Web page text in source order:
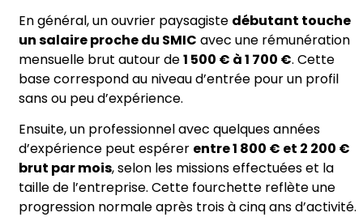
En général, un ouvrier paysagiste débutant touche
un salaire proche du SMIC avec une rémunération
mensuelle brut autour de1 500 € à 1 700 €. Cette
base correspond au niveau d’entrée pour un profil
sans ou peu d’expérience.
Ensuite, un professionnel avec quelques années
d’expérience peut espérer entre 1 800 € et 2 200 €
brut par mois, selon les missions effectuées et la
taille de l’entreprise. Cette fourchette reflète une
progression normale après trois à cinq ans d’activité.